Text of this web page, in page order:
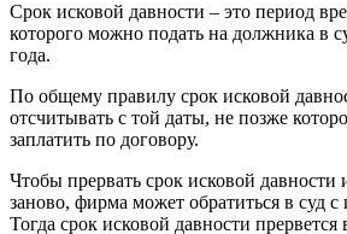
Срок исковой давности – это период
которого можно подать на должника в
года.
По общему правилу срок исковой
отсчитывать с той даты, не позже
заплатить по договору.
Чтобы прервать срок исковой давности
заново, фирма может обратиться в суд
Тогда срок исковой давности прервется